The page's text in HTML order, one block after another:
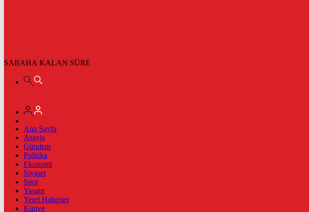
SABAHA KALAN SÜRE
Ana Sayfa
Asayiş
Gündem
Politika
Ekonomi
Siyaset
Spor
Yaşam
Yerel Haberler
Künye